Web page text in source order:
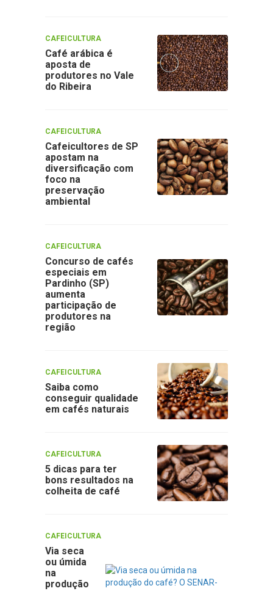
CAFEICULTURA
Café arábica é
aposta de
produtores no Vale
do Ribeira
CAFEICULTURA
Cafeicultores de SP
apostam na
diversificação com
foco na
preservação
ambiental
CAFEICULTURA
Concurso de cafés
especiais em
Pardinho (SP)
aumenta
participação de
produtores na
região
CAFEICULTURA
Saiba como
conseguir qualidade
em cafés naturais
CAFEICULTURA
5 dicas para ter
bons resultados na
colheita de café
CAFEICULTURA
Via seca
ou úmida
na
produção